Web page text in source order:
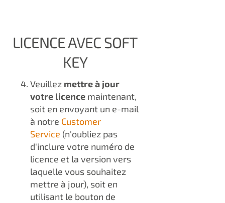
LICENCE AVEC SOFT
KEY
Veuillez mettre à jour
votre licence maintenant,
soit en envoyant un e-mail
à notre Customer
Service (n'oubliez pas
d'inclure votre numéro de
licence et la version vers
laquelle vous souhaitez
mettre à jour), soit en
utilisant le bouton de